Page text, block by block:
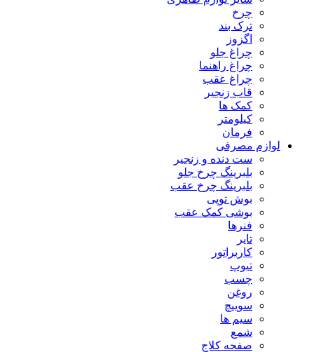
چرخ
ترک بند
اگزوز
چراغ جلو
چراغ راهنما
چراغ عقب
قاب زنجیر
کمک ها
کیلومتر
فرمان
لوازم مصرفی
ست دنده و زنجیر
بلبرینگ چرخ جلو
بلبرینگ چرخ عقب
بوش توپی
بوشی کمک عقب
فنرها
تایر
کاربراتور
تیوپ
چسب
روغن
سوییچ
سیم ها
شمع
صفحه کلاج